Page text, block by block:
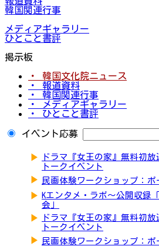
韓国関連行事
メディアギャラリー
ひとこと書評
掲示板
・ 韓国文化院ニュース
・ 報道資料
・ 韓国関連行事
・ メディアギャラリー
・ ひとこと書評
イベント応募
▶
ドラマ『女王の家』無料初
トークイベント
▶ 民画体験ワークショップ：
▶ Kエンタメ・ラボ～公開収録
会」
▶
ドラマ『女王の家』無料初
トークイベント
▶ 民画体験ワークショップ：